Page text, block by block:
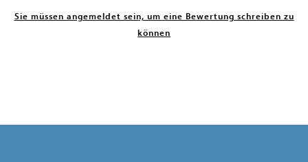
Sie müssen angemeldet sein, um eine Bewertung schreiben zu
können